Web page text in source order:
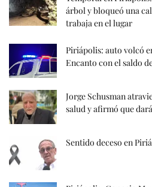
árbol y bloqueó una
trabaja en el lugar
Piriápolis: auto volcó
Encanto con el saldo
Jorge Schusman
salud y afirmó que
Sentido deceso en